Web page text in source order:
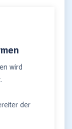
wird
der